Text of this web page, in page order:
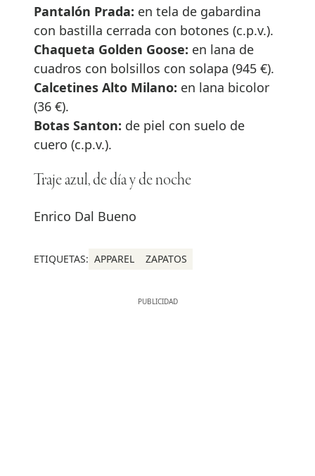
Pantalón Prada: en tela de gabardina
con bastilla cerrada con botones (c.p.v.).
Chaqueta Golden Goose: en lana de
cuadros con bolsillos con solapa (945 €).
Calcetines Alto Milano: en lana bicolor
(36 €).
Botas Santon: de piel con suelo de
cuero (c.p.v.).
Traje azul, de día y de noche
Enrico Dal Bueno
ETIQUETAS: APPAREL ZAPATOS